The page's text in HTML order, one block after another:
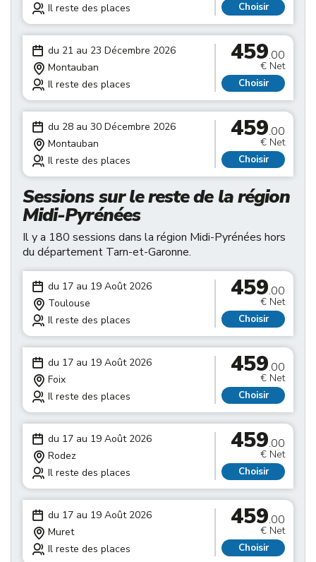
Il reste des places
Choisir
du 21 au 23 Décembre 2026
Montauban
Il reste des places
459.00
€ Net
Choisir
du 28 au 30 Décembre 2026
Montauban
Il reste des places
459.00
€ Net
Choisir
Sessions sur le reste de la région
Midi-Pyrénées
Il y a 180 sessions dans la région Midi-Pyrénées hors
du département Tarn-et-Garonne.
du 17 au 19 Août 2026
Toulouse
Il reste des places
459.00
€ Net
Choisir
du 17 au 19 Août 2026
Foix
Il reste des places
459.00
€ Net
Choisir
du 17 au 19 Août 2026
Rodez
Il reste des places
459.00
€ Net
Choisir
du 17 au 19 Août 2026
Muret
Il reste des places
459.00
€ Net
Choisir